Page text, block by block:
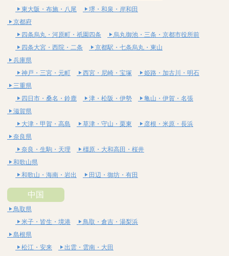
東大阪・布施・八尾
堺・和泉・岸和田
京都府
四条烏丸・河原町・祇園四条
烏丸御池・三条・京都市役所前
四条大宮・西院・二条
京都駅・七条烏丸・東山
兵庫県
神戸・三宮・元町
西宮・尼崎・宝塚
姫路・加古川・明石
三重県
四日市・桑名・鈴鹿
津・松阪・伊勢
亀山・伊賀・名張
滋賀県
大津・甲賀・高島
草津・守山・栗東
彦根・米原・長浜
奈良県
奈良・生駒・天理
橿原・大和高田・桜井
和歌山県
和歌山・海南・岩出
田辺・御坊・有田
中国
鳥取県
米子・皆生・境港
鳥取・倉吉・湯梨浜
島根県
松江・安来
出雲・雲南・大田